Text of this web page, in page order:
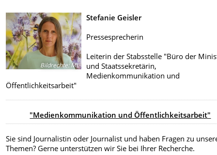
Bildrechte:ML
Stefanie Geisler
Pressesprecherin
Leiterin der Stabsstelle "Büro der
und Staatssekretärin,
Medienkommunikation und
Öffentlichkeitsarbeit"
"Medienkommunikation und Öffentlichkeitsarbeit"
Sie sind Journalistin oder Journalist und haben Fragen zu
Themen? Gerne unterstützen wir Sie bei Ihrer Recherche.